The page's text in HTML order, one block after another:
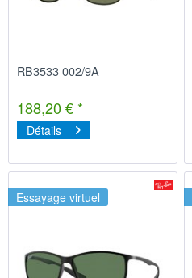
RB3533 002/9A
188,20 € *
Détails
Essayage virtuel